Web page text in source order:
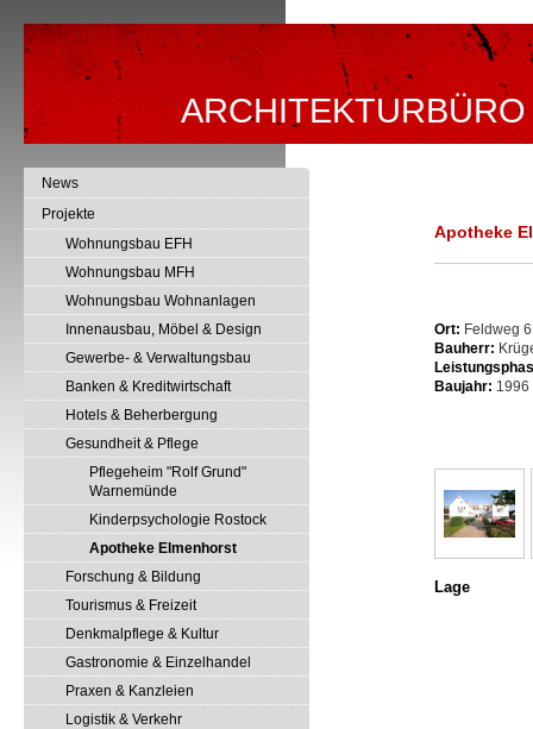
Apotheke
Ort: Feldweg
Bauherr:
Baujahr: 1996
Lage
News
Projekte
Wohnungsbau EFH
Wohnungsbau MFH
Wohnungsbau Wohnanlagen
Innenausbau, Möbel & Design
Gewerbe- & Verwaltungsbau
Banken & Kreditwirtschaft
Hotels & Beherbergung
Gesundheit & Pflege
Pflegeheim "Rolf Grund"
Warnemünde
Kinderpsychologie Rostock
Apotheke Elmenhorst
Forschung & Bildung
Tourismus & Freizeit
Denkmalpflege & Kultur
Gastronomie & Einzelhandel
Praxen & Kanzleien
Logistik & Verkehr